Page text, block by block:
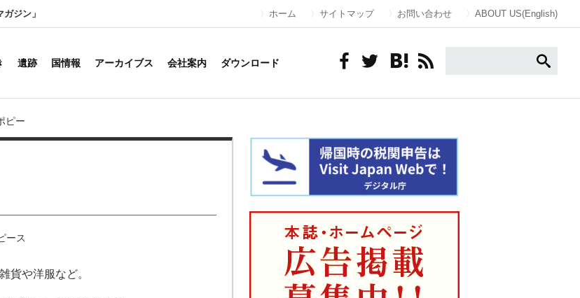
ジン」 ホーム サイトマップ お問い合わせ ABOUT US(English)
遺跡 国情報 アーカイブス 会社案内 ダウンロード
ピー
ース
貨や洋服など。